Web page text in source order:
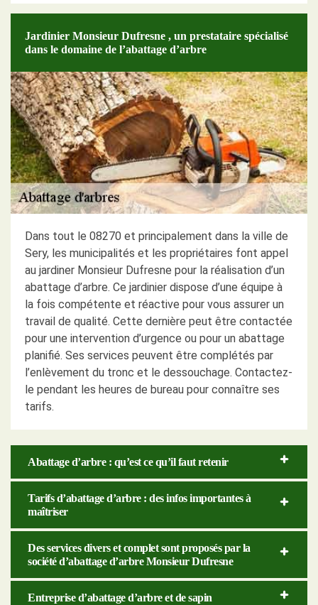
Jardinier Monsieur Dufresne , un prestataire spécialisé
dans le domaine de l’abattage d’arbre
Dans tout le 08270 et principalement dans la ville de
Sery, les municipalités et les propriétaires font appel
au jardiner Monsieur Dufresne pour la réalisation d’un
abattage d’arbre. Ce jardinier dispose d’une équipe à
la fois compétente et réactive pour vous assurer un
travail de qualité. Cette dernière peut être contactée
pour une intervention d’urgence ou pour un abattage
planifié. Ses services peuvent être complétés par
l’enlèvement du tronc et le dessouchage. Contactez-
le pendant les heures de bureau pour connaître ses
tarifs.
Abattage d’arbre : qu’est ce qu’il faut retenir
Tarifs d’abattage d’arbre : des infos importantes à
maîtriser
Des services divers et complet sont proposés par la
société d’abattage d’arbre Monsieur Dufresne
Entreprise d’abattage d’arbre et de sapin